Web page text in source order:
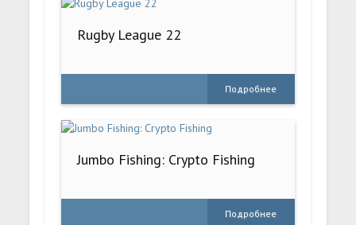
Rugby League 22
Подробнее
Jumbo Fishing: Crypto Fishing
Подробнее